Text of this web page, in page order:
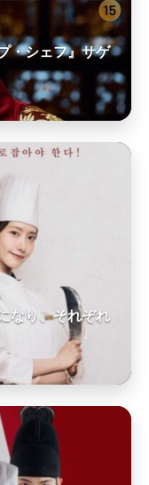
・シェフ』サゲ
なり、それぞれ